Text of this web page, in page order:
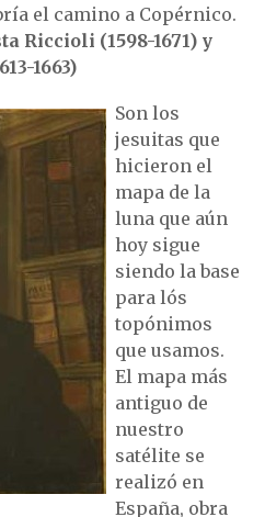
el camino a Copérnico.
Riccioli (1598-1671) y
1663)
Son los
jesuitas que
hicieron el
mapa de la
luna que aún
hoy sigue
siendo la base
para lós
topónimos
que usamos.
El mapa más
antiguo de
nuestro
satélite se
realizó en
España, obra